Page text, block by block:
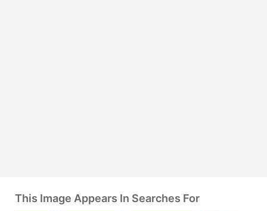
This Image Appears In Searches For